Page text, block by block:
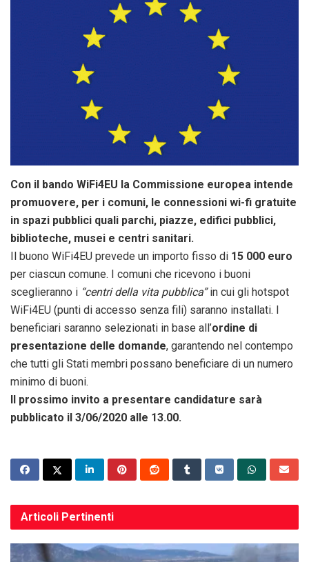
Con il bando WiFi4EU la Commissione europea intende
promuovere, per i comuni, le connessioni wi-fi gratuite
in spazi pubblici quali parchi, piazze, edifici pubblici,
biblioteche, musei e centri sanitari.
Il buono WiFi4EU prevede un importo fisso di 15 000 euro
per ciascun comune. I comuni che ricevono i buoni
sceglieranno i “centri della vita pubblica”in cui gli hotspot
WiFi4EU (punti di accesso senza fili) saranno installati. I
beneficiari saranno selezionati in base all’ordine di
presentazione delle domande, garantendo nel contempo
che tutti gli Stati membri possano beneficiare di un numero
minimo di buoni.
Il prossimo invito a presentare candidature sarà
pubblicato il 3/06/2020 alle 13.00.
Articoli Pertinenti